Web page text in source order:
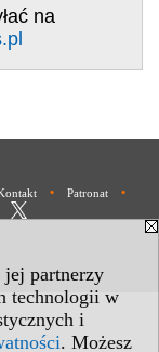
jej partnerzy
technologii w
i
. Możesz
na
• Patronat •